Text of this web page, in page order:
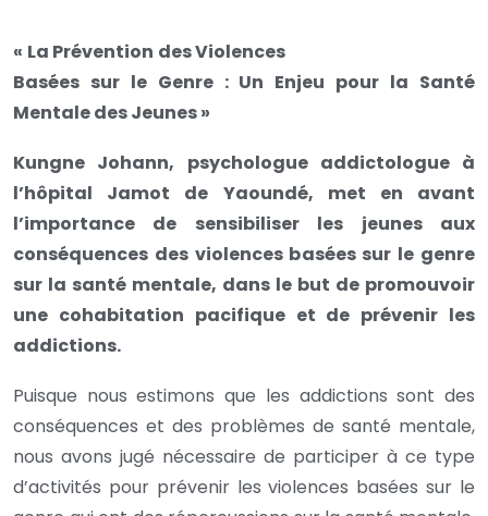
« La Prévention des Violences
Basées sur le Genre : Un Enjeu pour la Santé
Mentale des Jeunes »
Kungne Johann, psychologue addictologue à
l’hôpital Jamot de Yaoundé, met en avant
l’importance de sensibiliser les jeunes aux
conséquences des violences basées sur le genre
sur la santé mentale, dans le but de promouvoir
une cohabitation pacifique et de prévenir les
addictions.
Puisque nous estimons que les addictions sont des
conséquences et des problèmes de santé mentale,
nous avons jugé nécessaire de participer à ce type
d’activités pour prévenir les violences basées sur le